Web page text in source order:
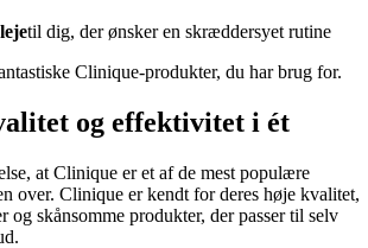
til dig, der ønsker en skræddersyet rutine
Clinique-produkter, du har brug for.
og effektivitet i ét
at Clinique er et af de mest populære
over. Clinique er kendt for deres høje kvalitet,
og skånsomme produkter, der passer til selv